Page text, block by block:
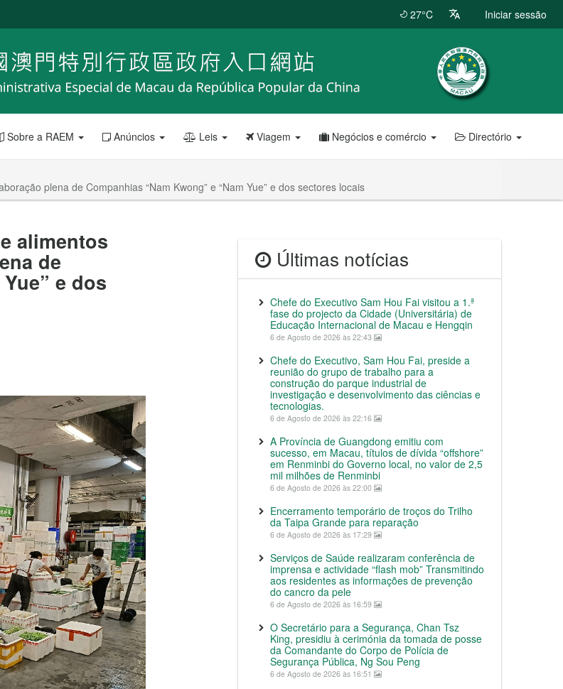
27°C Iniciar sessão
Sobre a RAEM Anúncios Leis Viagem Negócios e comércio Directório
plena de Companhias “Nam Kwong” e “Nam Yue” e dos sectores locais
alimentos
de
e dos
Últimas notícias
Chefe do Executivo Sam Hou Fai visitou a 1.ª
fase do projecto da Cidade (Universitária) de
Educação Internacional de Macau e Hengqin
6 de Agosto de 2026 às 22:43
Chefe do Executivo, Sam Hou Fai, preside a
reunião do grupo de trabalho para a
construção do parque industrial de
investigação e desenvolvimento das ciências e
tecnologias.
6 de Agosto de 2026 às 22:16
A Província de Guangdong emitiu com
sucesso, em Macau, títulos de dívida “offshore”
em Renminbi do Governo local, no valor de 2,5
mil milhões de Renminbi
6 de Agosto de 2026 às 22:00
Encerramento temporário de troços do Trilho
da Taipa Grande para reparação
6 de Agosto de 2026 às 17:29
Serviços de Saúde realizaram conferência de
imprensa e actividade “flash mob” Transmitindo
aos residentes as informações de prevenção
do cancro da pele
6 de Agosto de 2026 às 16:59
O Secretário para a Segurança, Chan Tsz
King, presidiu à cerimónia da tomada de posse
da Comandante do Corpo de Polícia de
Segurança Pública, Ng Sou Peng
6 de Agosto de 2026 às 16:51